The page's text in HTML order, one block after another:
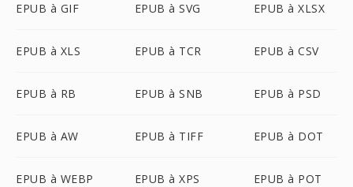
EPUB à GIF EPUB à SVG EPUB à XLSX
EPUB à XLS EPUB à TCR EPUB à CSV
EPUB à RB EPUB à SNB EPUB à PSD
EPUB à AW EPUB à TIFF EPUB à DOT
EPUB à WEBP EPUB à XPS EPUB à POT